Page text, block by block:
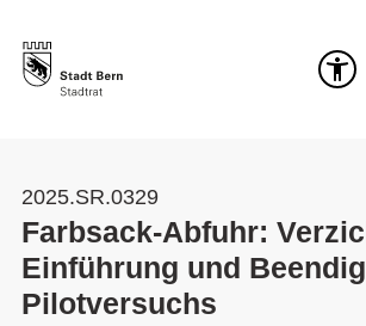
2025.SR.0329
Farbsack-Abfuhr:
Einführung und
Pilotversuchs